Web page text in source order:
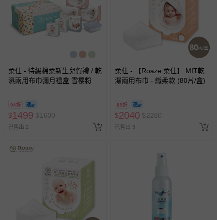
柔仕 - 特級棉柔新生兒賀禮 / 乾
濕兩用布巾彌月禮盒 雪櫻粉
94折
$1499 $1600
已售出 2
柔仕 - 【Roaze 柔仕】 MIT乾
濕兩用布巾 - 纖柔款 (80片/盒)
89折
$2040 $2280
已售出 3